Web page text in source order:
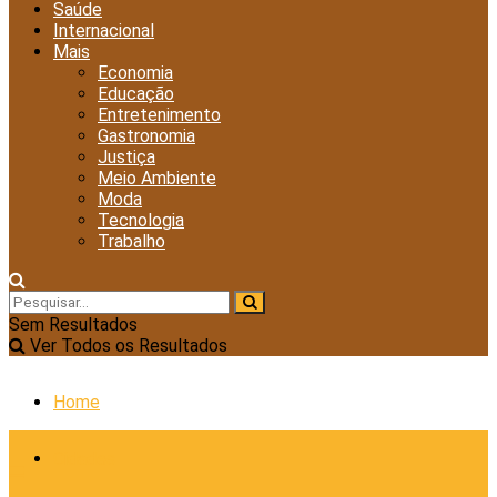
Saúde
Internacional
Mais
Economia
Educação
Entretenimento
Gastronomia
Justiça
Meio Ambiente
Moda
Tecnologia
Trabalho
Sem Resultados
Ver Todos os Resultados
Home